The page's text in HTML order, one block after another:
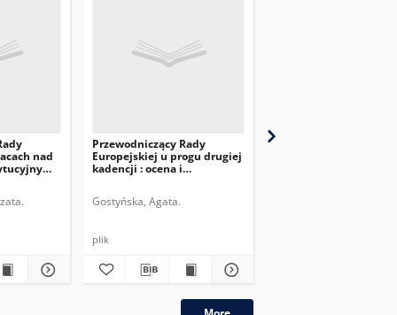
nad
Przewodniczący Rady
Europejskiej u progu drugiej
kadencji : ocena i
Gostyńska, Agata.
plik